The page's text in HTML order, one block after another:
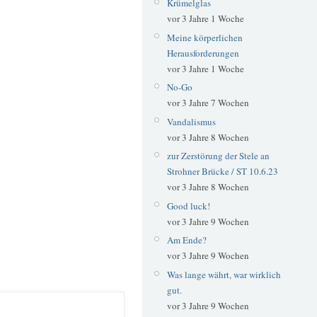
Krümelglas
vor 3 Jahre 1 Woche
Meine körperlichen
Herausforderungen
vor 3 Jahre 1 Woche
No-Go
vor 3 Jahre 7 Wochen
Vandalismus
vor 3 Jahre 8 Wochen
zur Zerstörung der Stele an
Strohner Brücke / ST 10.6.23
vor 3 Jahre 8 Wochen
Good luck!
vor 3 Jahre 9 Wochen
Am Ende?
vor 3 Jahre 9 Wochen
Was lange währt, war wirklich
gut.
vor 3 Jahre 9 Wochen